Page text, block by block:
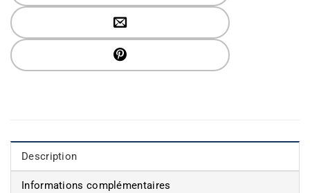
Description
Informations complémentaires